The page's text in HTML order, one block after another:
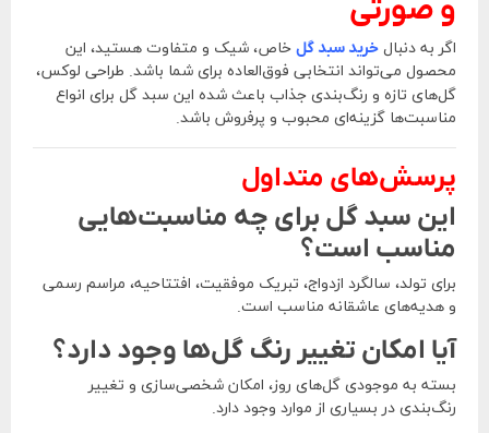
و صورتی
اگر به دنبال خرید سبد گل خاص، شیک و متفاوت هستید، این
محصول می‌تواند انتخابی فوق‌العاده برای شما باشد. طراحی لوکس،
گل‌های تازه و رنگ‌بندی جذاب باعث شده این سبد گل برای انواع
مناسبت‌ها گزینه‌ای محبوب و پرفروش باشد.
پرسش‌های متداول
این سبد گل برای چه مناسبت‌هایی
مناسب است؟
برای تولد، سالگرد ازدواج، تبریک موفقیت، افتتاحیه، مراسم رسمی
و هدیه‌های عاشقانه مناسب است.
آیا امکان تغییر رنگ گل‌ها وجود دارد؟
بسته به موجودی گل‌های روز، امکان شخصی‌سازی و تغییر
رنگ‌بندی در بسیاری از موارد وجود دارد.